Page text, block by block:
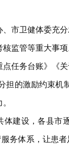
市卫健体委充
监管等重大事项
任务台账》《
的激励约束机
建设，各县
务体系，让患